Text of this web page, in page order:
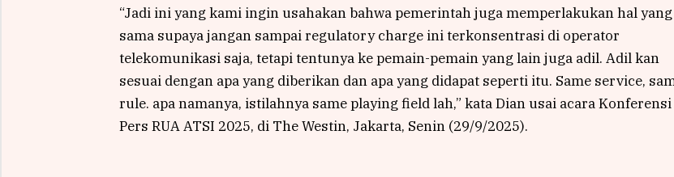
“Jadi ini yang kami ingin usahakan bahwa pemerintah juga memperlakukan hal yang
sama supaya jangan sampai regulatory charge ini terkonsentrasi di operator
telekomunikasi saja, tetapi tentunya ke pemain-pemain yang lain juga adil. Adil kan
sesuai dengan apa yang diberikan dan apa yang didapat seperti itu. Same service,
rule. apa namanya, istilahnya same playing field lah,” kata Dian usai acara Konferensi
Pers RUA ATSI 2025, di The Westin, Jakarta, Senin (29/9/2025).